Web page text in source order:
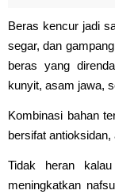
Beras kencur jadi
segar, dan
beras yang
kunyit, asam jawa,
Kombinasi bahan
bersifat antioksidan,
Tidak heran
meningkatkan